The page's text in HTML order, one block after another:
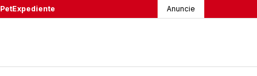
PetExpediente Anuncie